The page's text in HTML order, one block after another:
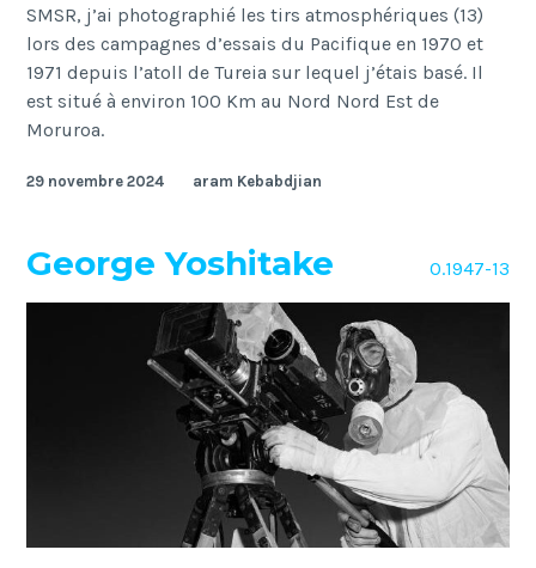
SMSR, j’ai photographié les tirs atmosphériques (13)
lors des campagnes d’essais du Pacifique en 1970 et
1971 depuis l’atoll de Tureia sur lequel j’étais basé. Il
est situé à environ 100 Km au Nord Nord Est de
Moruroa.
29 novembre 2024 aram Kebabdjian
George Yoshitake O.1947-13